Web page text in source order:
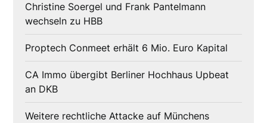
Christine Soergel und Frank Pantelmann
wechseln zu HBB
Proptech Conmeet erhält 6 Mio. Euro Kapital
CA Immo übergibt Berliner Hochhaus Upbeat
an DKB
Weitere rechtliche Attacke auf Münchens